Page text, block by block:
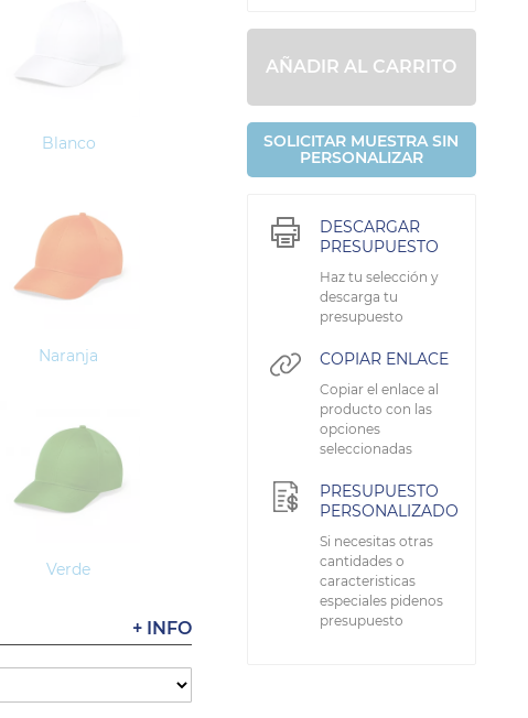
Blanco
Naranja
Verde
+ INFO
AÑADIR AL CARRITO
SOLICITAR MUESTRA SIN
PERSONALIZAR
DESCARGAR
PRESUPUESTO
Haz tu selección y
descarga tu
presupuesto
COPIAR ENLACE
Copiar el enlace al
producto con las
opciones
seleccionadas
PRESUPUESTO
PERSONALIZADO
Si necesitas otras
cantidades o
caracteristicas
especiales pidenos
presupuesto